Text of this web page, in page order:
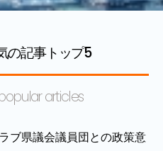
の記事トップ5
articles
ブ県議会議員団との政策意